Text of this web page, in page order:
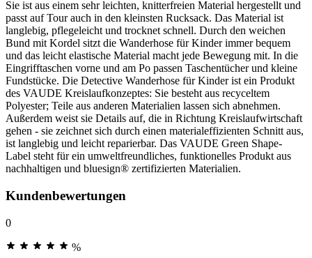
Sie ist aus einem sehr leichten, knitterfreien Material hergestellt und
passt auf Tour auch in den kleinsten Rucksack. Das Material ist
langlebig, pflegeleicht und trocknet schnell. Durch den weichen
Bund mit Kordel sitzt die Wanderhose für Kinder immer bequem
und das leicht elastische Material macht jede Bewegung mit. In die
Eingrifftaschen vorne und am Po passen Taschentücher und kleine
Fundstücke. Die Detective Wanderhose für Kinder ist ein Produkt
des VAUDE Kreislaufkonzeptes: Sie besteht aus recyceltem
Polyester; Teile aus anderen Materialien lassen sich abnehmen.
Außerdem weist sie Details auf, die in Richtung Kreislaufwirtschaft
gehen - sie zeichnet sich durch einen materialeffizienten Schnitt aus,
ist langlebig und leicht reparierbar. Das VAUDE Green Shape-
Label steht für ein umweltfreundliches, funktionelles Produkt aus
nachhaltigen und bluesign® zertifizierten Materialien.
Kundenbewertungen
0
%